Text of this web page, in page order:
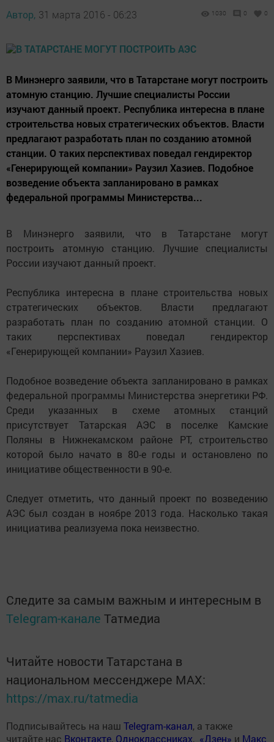
Автор, 31 марта 2016 - 06:23 1030 0 0
В Минэнерго заявили, что в Татарстане могут построить
атомную станцию. Лучшие специалисты России
изучают данный проект. Республика интересна в плане
строительства новых стратегических объектов. Власти
предлагают разработать план по созданию атомной
станции. О таких перспективах поведал гендиректор
«Генерирующей компании» Раузил Хазиев. Подобное
возведение объекта запланировано в рамках
федеральной программы Министерства...
В Минэнерго заявили, что в Татарстане могут
построить атомную станцию. Лучшие специалисты
России изучают данный проект.
Республика интересна в плане строительства новых
стратегических объектов. Власти предлагают
разработать план по созданию атомной станции. О
таких перспективах поведал гендиректор
«Генерирующей компании» Раузил Хазиев.
Подобное возведение объекта запланировано в рамках
федеральной программы Министерства энергетики РФ.
Среди указанных в схеме атомных станций
присутствует Татарская АЭС в поселке Камские
Поляны в Нижнекамском районе РТ, строительство
которой было начато в 80-е годы и остановлено по
инициативе общественности в 90-е.
Следует отметить, что данный проект по возведению
АЭС был создан в ноябре 2013 года. Насколько такая
инициатива реализуема пока неизвестно.
Следите за самым важным и интересным в
Telegram-канале Татмедиа
Читайте новости Татарстана в
национальном мессенджере MАХ:
https://max.ru/tatmedia
Подписывайтесь на наш Telegram-канал, а также
читайте нас Вконтакте, Одноклассниках, «Дзен» и Макс